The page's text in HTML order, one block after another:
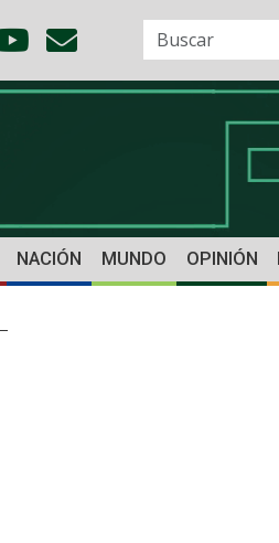
NACIÓN MUNDO OPINIÓN